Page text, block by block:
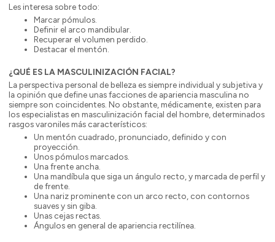
Les interesa sobre todo:
Marcar pómulos.
Definir el arco mandibular.
Recuperar el volumen perdido.
Destacar el mentón.
¿QUÉ ES LA MASCULINIZACIÓN FACIAL?
La perspectiva personal de belleza es siempre individual y subjetiva y
la opinión que define unas facciones de apariencia masculina no
siempre son coincidentes. No obstante, médicamente, existen para
los especialistas en masculinización facial del hombre, determinados
rasgos varoniles más característicos:
Un mentón cuadrado, pronunciado, definido y con
proyección.
Unos pómulos marcados.
Una frente ancha.
Una mandíbula que siga un ángulo recto, y marcada de perfil y
de frente.
Una nariz prominente con un arco recto, con contornos
suaves y sin giba.
Unas cejas rectas.
Ángulos en general de apariencia rectilínea.